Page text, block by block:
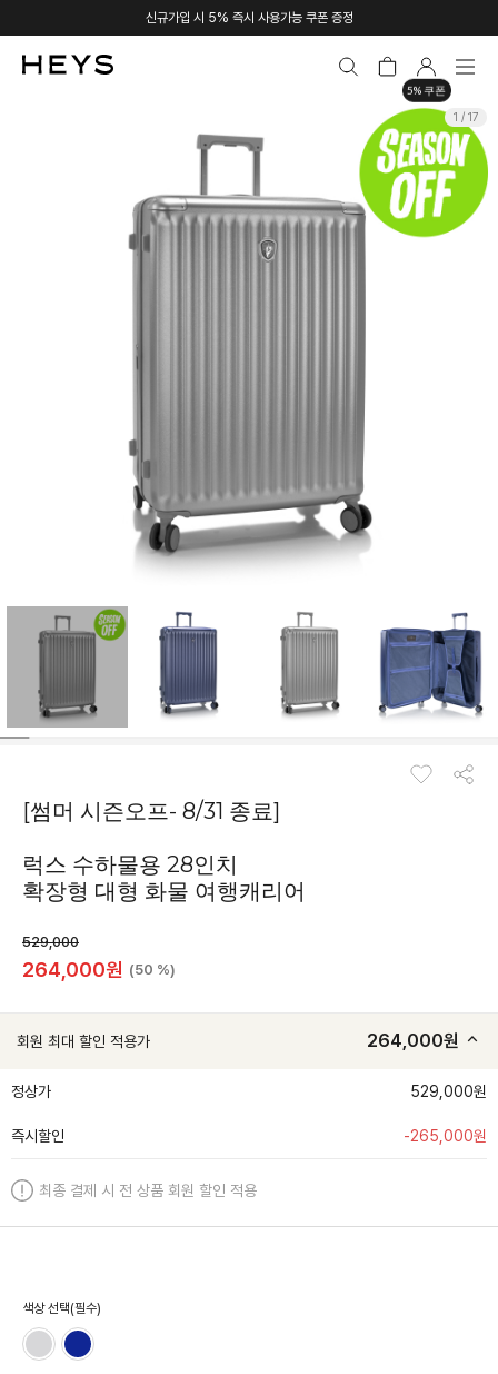
신규가입 시 5% 즉시 사용가능 쿠폰 증정
5% 쿠폰
1 / 17
[썸머 시즌오프- 8/31 종료]
럭스 수하물용 28인치
확장형 대형 화물 여행캐리어
529,000
264,000원 (50 %)
회원 최대 할인 적용가 264,000원
정상가 529,000원
즉시할인 -265,000원
최종 결제 시 전 상품 회원 할인 적용
색상 선택(필수)